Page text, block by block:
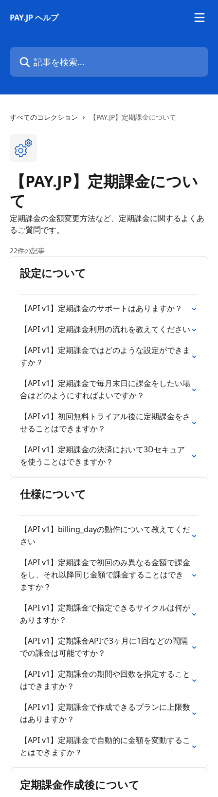
PAY.JP ヘルプ
記事を検索...
すべてのコレクション 【PAY.JP】定期課金について
【PAY.JP】定期課金につい
て
定期課金の金額変更方法など、定期課金に関するよくあ
るご質問です。
22件の記事
設定について
【API v1】定期課金のサポートはありますか？
【API v1】定期課金利用の流れを教えてください
【API v1】定期課金ではどのような設定ができま
すか？
【API v1】定期課金で毎月末日に課金をしたい場
合はどのようにすればよいですか？
【API v1】初回無料トライアル後に定期課金をさ
せることはできますか？
【API v1】定期課金の決済において3Dセキュア
を使うことはできますか？
仕様について
【API v1】billing_dayの動作について教えてくだ
さい
【API v1】定期課金で初回のみ異なる金額で課金
をし、それ以降同じ金額で課金することはでき
ますか？
【API v1】定期課金で指定できるサイクルは何が
ありますか？
【API v1】定期課金APIで3ヶ月に1回などの間隔
での課金は可能ですか？
【API v1】定期課金の期間や回数を指定すること
はできますか？
【API v1】定期課金で作成できるプランに上限数
はありますか？
【API v1】定期課金で自動的に金額を変動するこ
とはできますか？
定期課金作成後について